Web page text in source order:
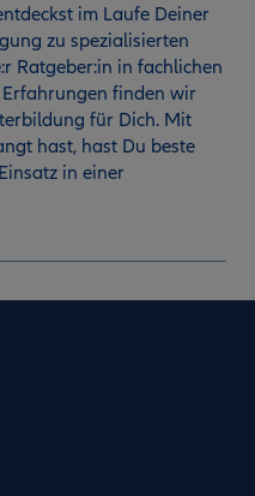
im Laufe Deiner
zu spezialisierten
Ratgeber:in in fachlichen
finden wir
für Dich. Mit
hast, hast Du beste
in einer